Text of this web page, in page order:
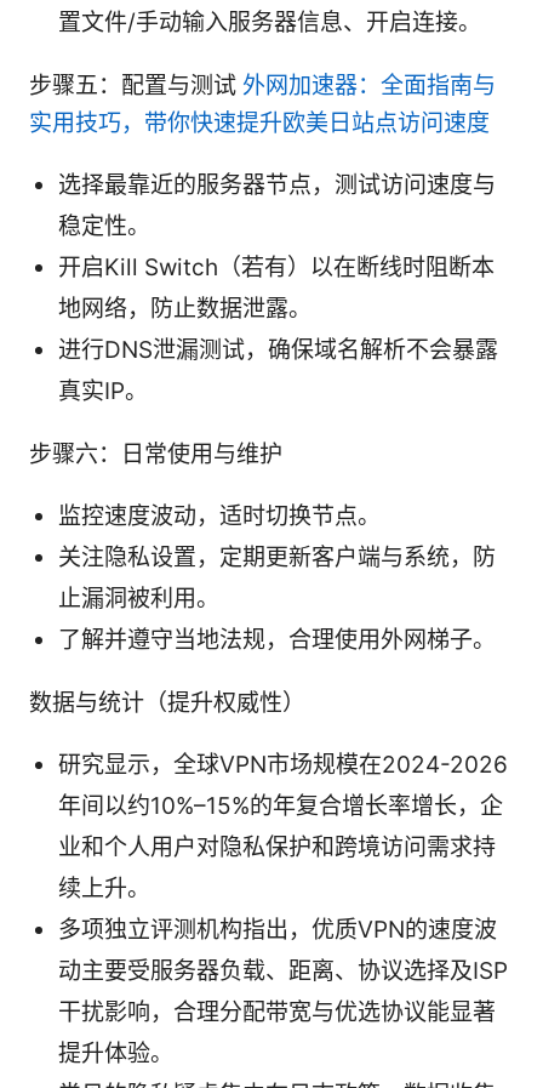
置文件/手动输入服务器信息、开启连接。
步骤五：配置与测试 外网加速器：全面指南与
实用技巧，带你快速提升欧美日站点访问速度
选择最靠近的服务器节点，测试访问速度与
稳定性。
开启Kill Switch（若有）以在断线时阻断本
地网络，防止数据泄露。
进行DNS泄漏测试，确保域名解析不会暴露
真实IP。
步骤六：日常使用与维护
监控速度波动，适时切换节点。
关注隐私设置，定期更新客户端与系统，防
止漏洞被利用。
了解并遵守当地法规，合理使用外网梯子。
数据与统计（提升权威性）
研究显示，全球VPN市场规模在2024-2026
年间以约10%–15%的年复合增长率增长，企
业和个人用户对隐私保护和跨境访问需求持
续上升。
多项独立评测机构指出，优质VPN的速度波
动主要受服务器负载、距离、协议选择及ISP
干扰影响，合理分配带宽与优选协议能显著
提升体验。